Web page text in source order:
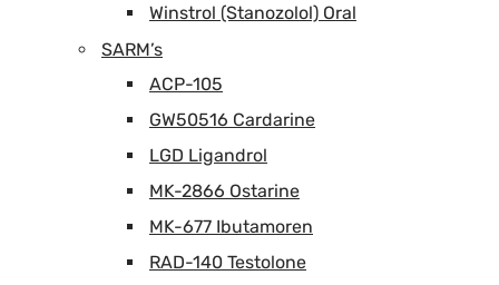
Winstrol (Stanozolol) Oral
SARM’s
ACP-105
GW50516 Cardarine
LGD Ligandrol
MK-2866 Ostarine
MK-677 Ibutamoren
RAD-140 Testolone